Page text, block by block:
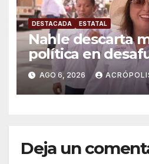
DESTACADA ESTATAL
Nahle descarta
política en
alcaldes
AGO 6, 2026
Deja un